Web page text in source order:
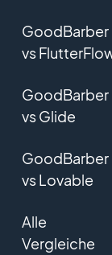
GoodBarber
vs
GoodBarber
vs Glide
GoodBarber
vs Lovable
Alle
Vergleiche